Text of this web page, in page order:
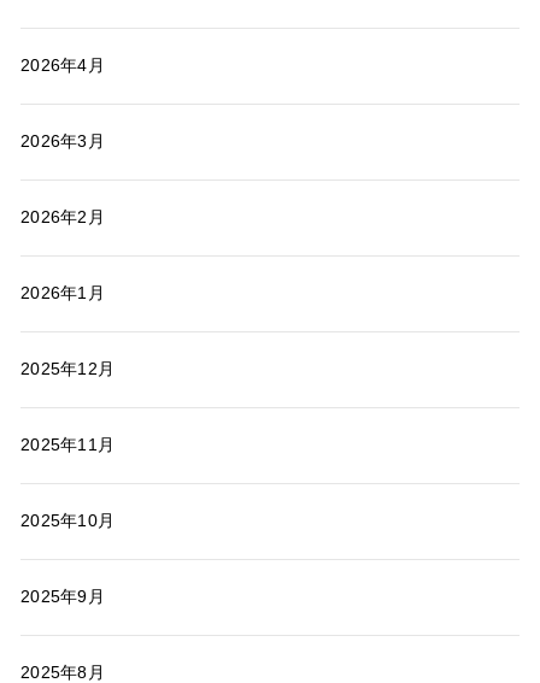
2026年4月
2026年3月
2026年2月
2026年1月
2025年12月
2025年11月
2025年10月
2025年9月
2025年8月